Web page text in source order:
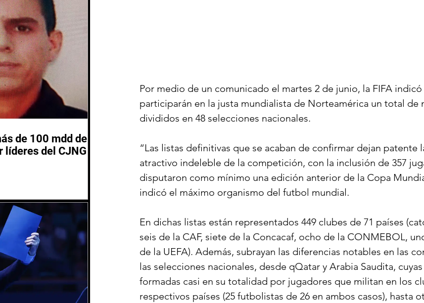
Por medio de un comunicado el martes 2 de junio, la FIFA
participarán en la justa mundialista de Norteamérica un total de
divididos en 48 selecciones nacionales.
“Las listas definitivas que se acaban de confirmar dejan patente
atractivo indeleble de la competición, con la inclusión de 357
disputaron como mínimo una edición anterior de la Copa
indicó el máximo organismo del futbol mundial.
En dichas listas están representados 449 clubes de 71 países
seis de la CAF, siete de la Concacaf, ocho de la CONMEBOL,
de la UEFA). Además, subrayan las diferencias notables en las
las selecciones nacionales, desde qQatar y Arabia Saudita,
formadas casi en su totalidad por jugadores que militan en los
respectivos países (25 futbolistas de 26 en ambos casos), hasta
de 100 mdd de
líderes del CJNG